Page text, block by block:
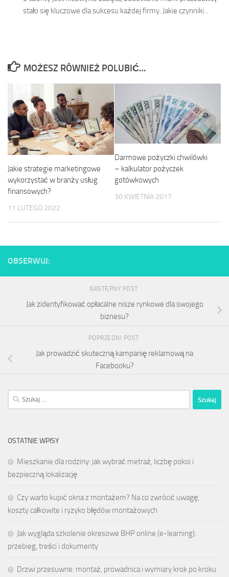
stało się kluczowe dla sukcesu każdej firmy. Jakie czynniki...
MOŻESZ RÓWNIEŻ POLUBIĆ…
Jakie strategie marketingowe
wykorzystać w branży usług
finansowych?
11 LUTEGO 2022
Darmowe pożyczki chwilówki
– kalkulator pożyczek
gotówkowych
30 KWIETNIA 2017
OBSERWUJ:
NASTĘPNY POST
Jak zidentyfikować opłacalne nisze rynkowe dla swojego
biznesu?
POPRZEDNI POST
Jak prowadzić skuteczną kampanię reklamową na
Facebooku?
Szukaj:
OSTATNIE WPISY
Mieszkanie dla rodziny: jak wybrać metraż, liczbę pokoi i
bezpieczną lokalizację
Czy warto kupić okna z montażem? Na co zwrócić uwagę,
koszty całkowite i ryzyko błędów montażowych
Jak wygląda szkolenie okresowe BHP online (e-learning):
przebieg, treści i dokumenty
Drzwi przesuwne: montaż, prowadnica i wymiary krok po kroku